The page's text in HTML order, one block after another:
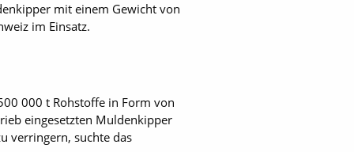
mit einem Gewicht von
im Einsatz.
000 t Rohstoffe in Form von
eingesetzten Muldenkipper
verringern, suchte das